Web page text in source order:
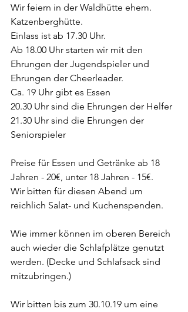
Wir feiern in der Waldhütte ehem.
Katzenberghütte.
Einlass ist ab 17.30 Uhr.
Ab 18.00 Uhr starten wir mit den
Ehrungen der Jugendspieler und
Ehrungen der Cheerleader.
Ca. 19 Uhr gibt es Essen
20.30 Uhr sind die Ehrungen der Helfer
21.30 Uhr sind die Ehrungen der
Seniorspieler
Preise für Essen und Getränke ab 18
Jahren - 20€, unter 18 Jahren - 15€.
Wir bitten für diesen Abend um
reichlich Salat- und Kuchenspenden.
Wie immer können im oberen Bereich
auch wieder die Schlafplätze genutzt
werden. (Decke und Schlafsack sind
mitzubringen.)
Wir bitten bis zum 30.10.19 um eine